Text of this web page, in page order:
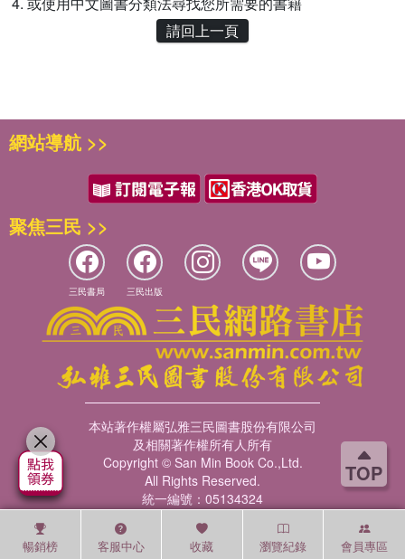
TOP
請回上一頁
暢銷榜 客服中心 收藏 瀏覽紀錄 會員專區
網站導航 >>
聚焦三民 >>
三民書局 三民出版
本站著作權屬弘雅三民圖書股份有限公司
及相關著作權所有人所有
Copyright © San Min Book Co.,Ltd.
All Rights Reserved.
統一編號：05134324